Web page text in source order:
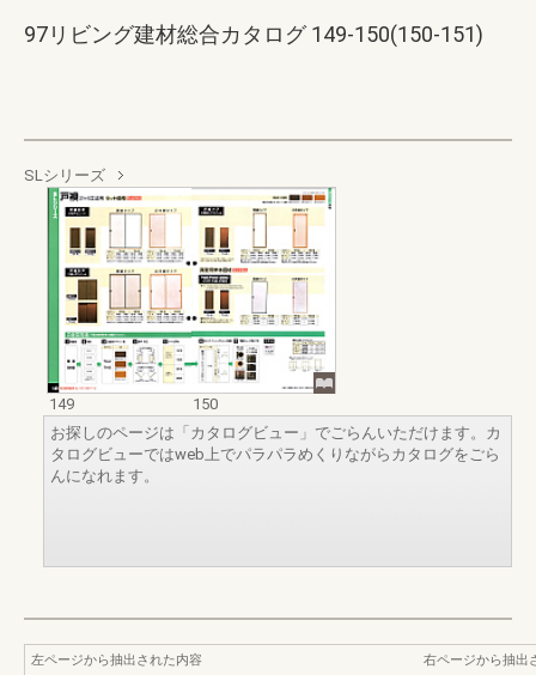
97リビング建材総合カタログ 149-150(150-151)
SLシリーズ
149
150
お探しのページは「カタログビュー」でごらんいただけます。カ
タログビューではweb上でパラパラめくりながらカタログをごら
んになれます。
左ページから抽出された内容
右ページから抽出